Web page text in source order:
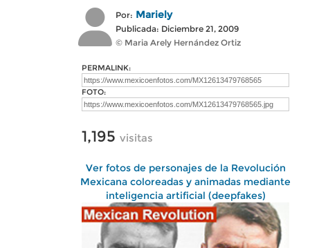
Por: Mariely
Publicada: Diciembre 21, 2009
© Maria Arely Hernández Ortiz
PERMALINK:
FOTO:
1,195 visitas
Ver fotos de personajes de la Revolución
Mexicana coloreadas y animadas mediante
inteligencia artificial (deepfakes)